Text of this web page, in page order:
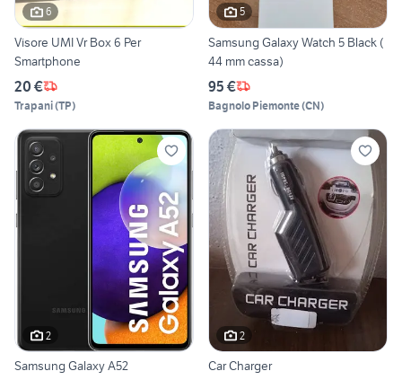
6
Visore UMI Vr Box 6 Per
Smartphone
20 €
Trapani(TP)
5
Samsung Galaxy Watch 5 Black (
44 mm cassa)
95 €
Bagnolo Piemonte(CN)
2
Samsung Galaxy A52
2
Car Charger